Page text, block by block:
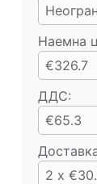
Наемна
€326.7
ДДС:
€65.3
2 x